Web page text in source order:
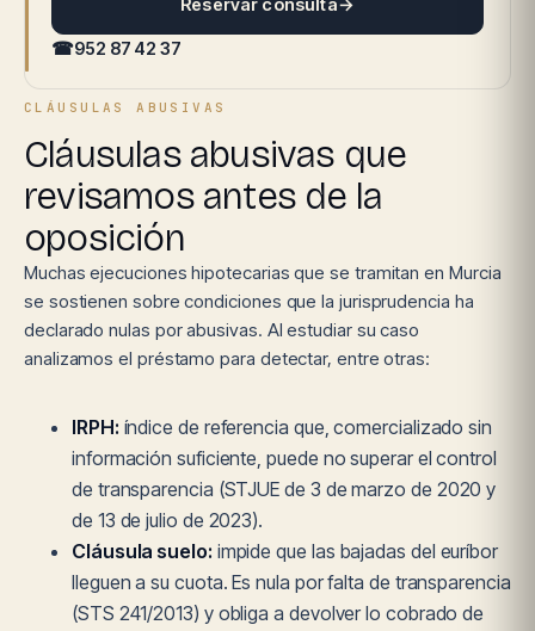
Reservar consulta→
☎952 87 42 37
CLÁUSULAS ABUSIVAS
Cláusulas abusivas que
revisamos antes de la
oposición
Muchas ejecuciones hipotecarias que se tramitan en Murcia
se sostienen sobre condiciones que la jurisprudencia ha
declarado nulas por abusivas. Al estudiar su caso
analizamos el préstamo para detectar, entre otras:
IRPH: índice de referencia que, comercializado sin
información suficiente, puede no superar el control
de transparencia (STJUE de 3 de marzo de 2020 y
de 13 de julio de 2023).
Cláusula suelo: impide que las bajadas del euríbor
lleguen a su cuota. Es nula por falta de transparencia
(STS 241/2013) y obliga a devolver lo cobrado de